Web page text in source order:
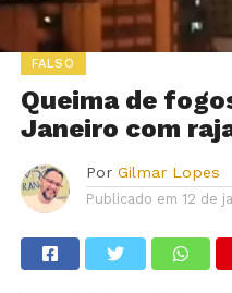
FALSO
Queima de
Janeiro com
Por Gilmar Lopes
Publicado em 12 de